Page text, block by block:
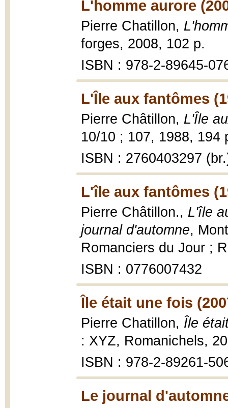
L'homme aurore
Pierre Chatillon,
forges, 2008, 102 p.
ISBN : 978-2-89645-
L'Île aux fantômes
Pierre Châtillon, L'Île
10/10 ; 107, 1988, 194
ISBN : 2760403297
L'île aux fantômes
Pierre Châtillon., L'île
journal d'automne,
Romanciers du Jour ;
ISBN : 0776007432
Île était une fois
Pierre Chatillon, Île
: XYZ, Romanichels,
ISBN : 978-2-89261-
Le journal